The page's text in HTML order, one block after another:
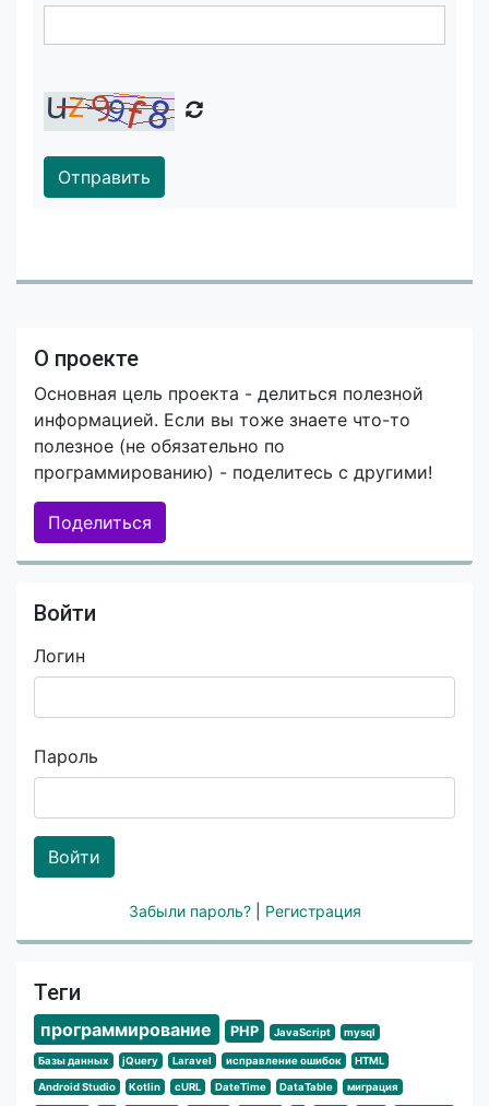
Отправить
О проекте
Основная цель проекта - делиться полезной
информацией. Если вы тоже знаете что-то
полезное (не обязательно по
программированию) - поделитесь с другими!
Поделиться
Войти
Логин
Пароль
Войти
Забыли пароль? Регистрация
Теги
программирование PHP JavaScript mysql
Базы данных jQuery Laravel исправление ошибок HTML
Android Studio Kotlin cURL DateTime DataTable миграция